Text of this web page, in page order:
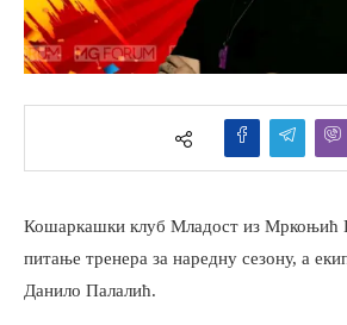
Кошаркашки клуб Младост из Мркоњић
питање тренера за наредну сезону, а
Данило Палалић.